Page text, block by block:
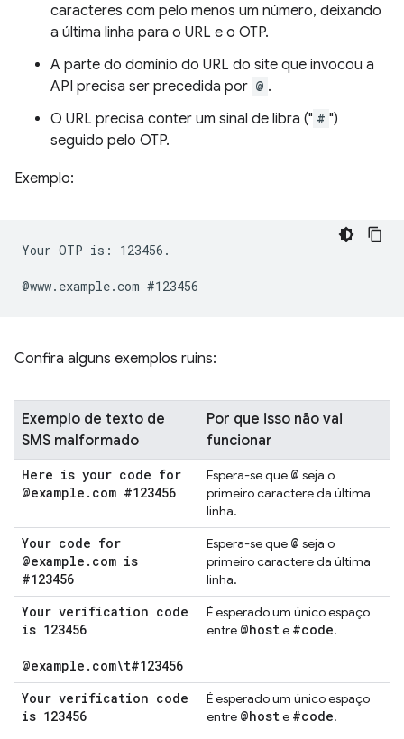
caracteres com pelo menos um número, deixando
a última linha para o URL e o OTP.
A parte do domínio do URL do site que invocou a
API precisa ser precedida por @ .
O URL precisa conter um sinal de libra (" # ")
seguido pelo OTP.
Exemplo:
Your OTP is: 123456.
Confira alguns exemplos ruins:
Exemplo de texto de
SMS malformado
Por que isso não vai
funcionar
Here is your code for
@example . com #123456
Espera-se que @ seja o
primeiro caractere da última
linha.
Your code for
@example . com is
#123456
Espera-se que @ seja o
primeiro caractere da última
linha.
Your verification code
is 123456
@example . com\t#123456
É esperado um único espaço
entre @hoste #code.
Your verification code
is 123456
É esperado um único espaço
entre @hoste #code.